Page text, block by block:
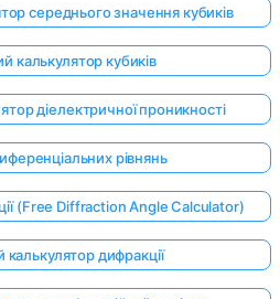
середнього значення кубиків
калькулятор кубиків
діелектричної проникності
рівнянь
(Free Diffraction Angle Calculator)
дифракції